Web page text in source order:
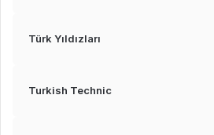
Türk Yıldızları
Turkish Technic